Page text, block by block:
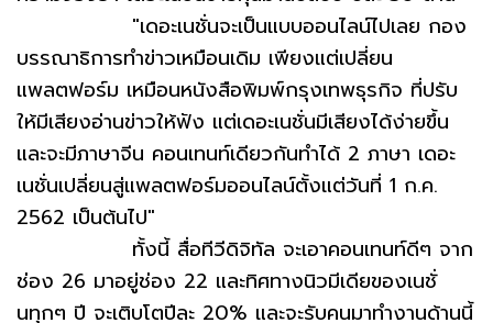
"เดอะเนชั่นจะเป็นแบบออนไลน์ไปเลย กอง
บรรณาธิการทำข่าวเหมือนเดิม เพียงแต่เปลี่ยน
แพลตฟอร์ม เหมือนหนังสือพิมพ์กรุงเทพธุรกิจ ที่ปรับ
ให้มีเสียงอ่านข่าวให้ฟัง แต่เดอะเนชั่นมีเสียงได้ง่ายขึ้น
และจะมีภาษาจีน คอนเทนท์เดียวกันทำได้ 2 ภาษา เดอะ
เนชั่นเปลี่ยนสู่แพลตฟอร์มออนไลน์ตั้งแต่วันที่ 1 ก.ค.
2562 เป็นต้นไป"
ทั้งนี้ สื่อทีวีดิจิทัล จะเอาคอนเทนท์ดีๆ จาก
ช่อง 26 มาอยู่ช่อง 22 และทิศทางนิวมีเดียของเนชั่
นทุกๆ ปี จะเติบโตปีละ 20% และจะรับคนมาทำงานด้านนี้